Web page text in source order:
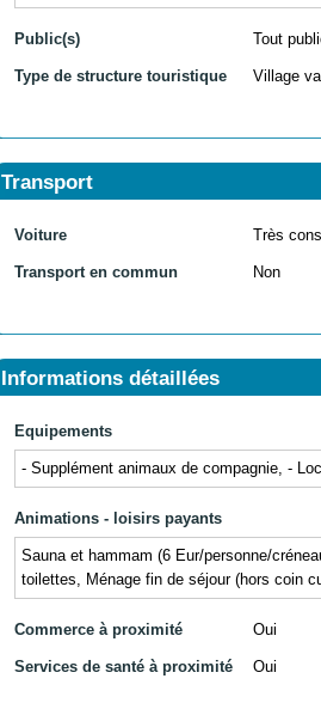
Public(s) Tout
Type de structure touristique Village
Transport
Voiture Très
Transport en commun Non
Informations détaillées
Equipements
- Supplément animaux de compagnie, -
Animations - loisirs payants
Sauna et hammam (6 Eur/personne/
toilettes, Ménage fin de séjour (hors coin
Commerce à proximité Oui
Services de santé à proximité Oui